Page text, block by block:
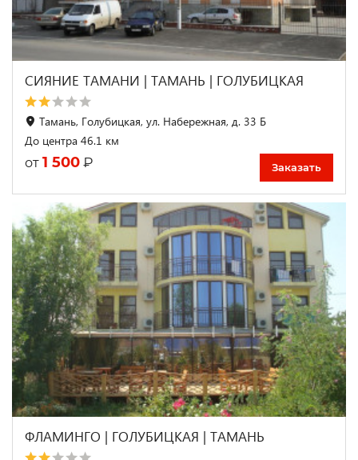
СИЯНИЕ ТАМАНИ | ТАМАНЬ | ГОЛУБИЦКАЯ
Тамань, Голубицкая, ул. Набережная, д. 33 Б
До центра 46.1 км
от 1 500 ₽ Заказать
ФЛАМИНГО | ГОЛУБИЦКАЯ | ТАМАНЬ